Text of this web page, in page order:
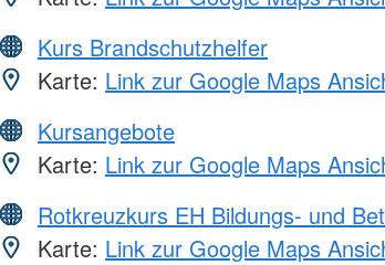
Kurs Brandschutzhelfer
Karte: Link zur Google Maps
Kursangebote
Karte: Link zur Google Maps
Rotkreuzkurs EH Bildungs- und
Karte: Link zur Google Maps